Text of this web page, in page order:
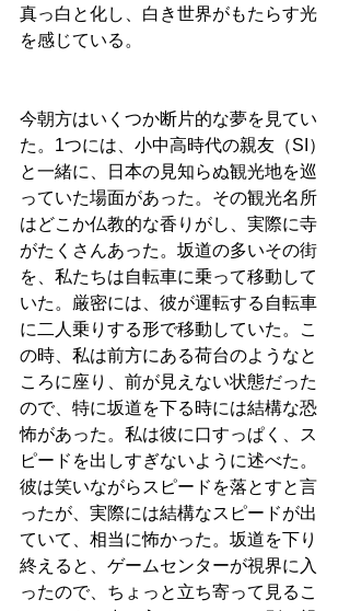
真っ白と化し、白き世界がもたらす光
を感じている。
今朝方はいくつか断片的な夢を見てい
た。1つには、小中高時代の親友（SI）
と一緒に、日本の見知らぬ観光地を巡
っていた場面があった。その観光名所
はどこか仏教的な香りがし、実際に寺
がたくさんあった。坂道の多いその街
を、私たちは自転車に乗って移動して
いた。厳密には、彼が運転する自転車
に二人乗りする形で移動していた。こ
の時、私は前方にある荷台のようなと
ころに座り、前が見えない状態だった
ので、特に坂道を下る時には結構な恐
怖があった。私は彼に口すっぱく、ス
ピードを出しすぎないように述べた。
彼は笑いながらスピードを落とすと言
ったが、実際には結構なスピードが出
ていて、相当に怖かった。坂道を下り
終えると、ゲームセンターが視界に入
ったので、ちょっと立ち寄って見るこ